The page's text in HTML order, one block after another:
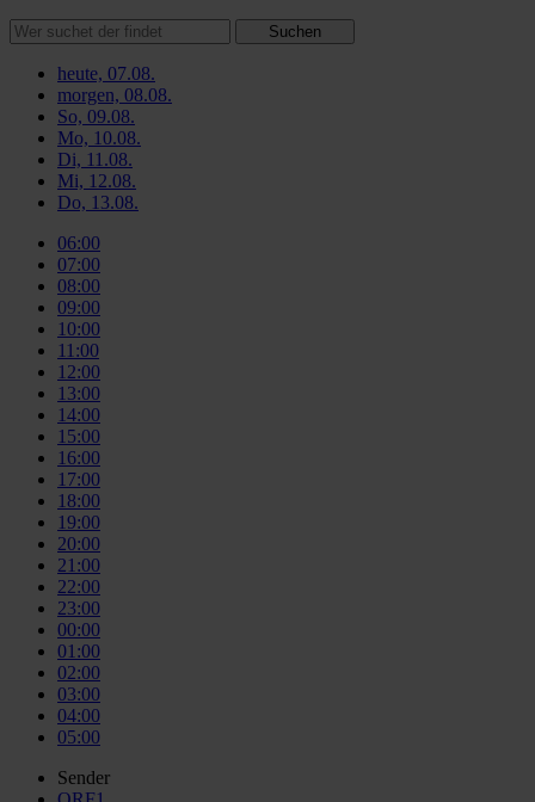
Suchen
heute, 07.08.
morgen, 08.08.
So, 09.08.
Mo, 10.08.
Di, 11.08.
Mi, 12.08.
Do, 13.08.
06:00
07:00
08:00
09:00
10:00
11:00
12:00
13:00
14:00
15:00
16:00
17:00
18:00
19:00
20:00
21:00
22:00
23:00
00:00
01:00
02:00
03:00
04:00
05:00
Sender